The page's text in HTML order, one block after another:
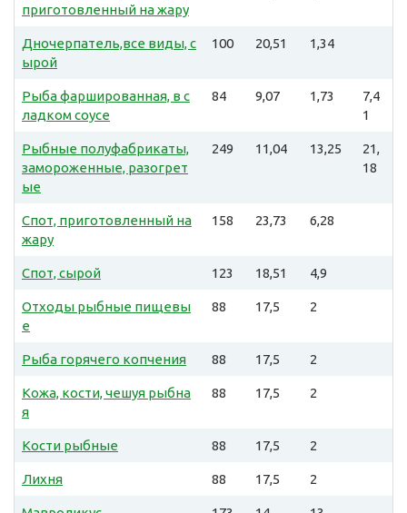
приготовленный на жару
Дночерпатель,все виды, с
ырой
100 20,51 1,34
Рыба фаршированная, в с
ладком соусе
84 9,07 1,73
7,4
1
Рыбные полуфабрикаты,
замороженные, разогрет
ые
249 11,04 13,25
21,
18
Спот, приготовленный на
жару
158 23,73 6,28
Спот, сырой 123 18,51 4,9
Отходы рыбные пищевы
е
88 17,5 2
Рыба горячего копчения 88 17,5 2
Кожа, кости, чешуя рыбна
я
88 17,5 2
Кости рыбные 88 17,5 2
Лихня 88 17,5 2